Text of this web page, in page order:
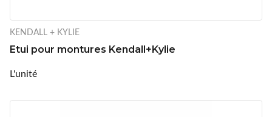
KENDALL + KYLIE
Etui pour montures Kendall+Kylie
L'unité